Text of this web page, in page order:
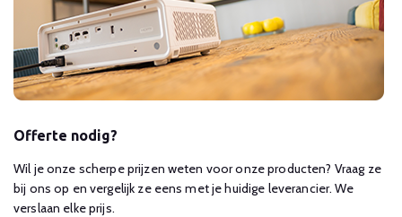
Offerte nodig?
Wil je onze scherpe prijzen weten voor onze producten? Vraag ze
bij ons op en vergelijk ze eens met je huidige leverancier. We
verslaan elke prijs.